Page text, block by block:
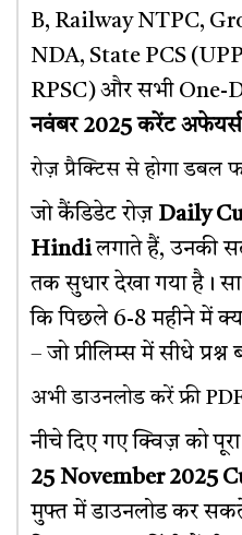
B, Railway NTPC,
NDA, State PCS
RPSC) और सभी One-
नवंबर 2025 करेंट
रोज़ प्रैक्टिस से होगा डबल
जो कैंडिडेट रोज़ Daily
Hindiलगाते हैं, उनकी
तक सुधार देखा गया है।
कि पिछले 6-8 महीने में
– जो प्रीलिम्स में सीधे
अभी डाउनलोड करें फ्री
नीचे दिए गए क्विज़ को
25 November 2025
मुफ्त में डाउनलोड कर